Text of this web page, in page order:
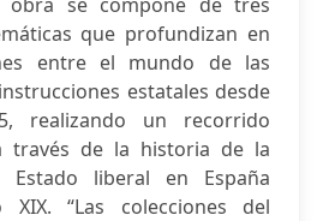
que profundizan en
entre el mundo de las
estatales desde
realizando un recorrido
través de la historia de la
Estado liberal en España
“Las colecciones del